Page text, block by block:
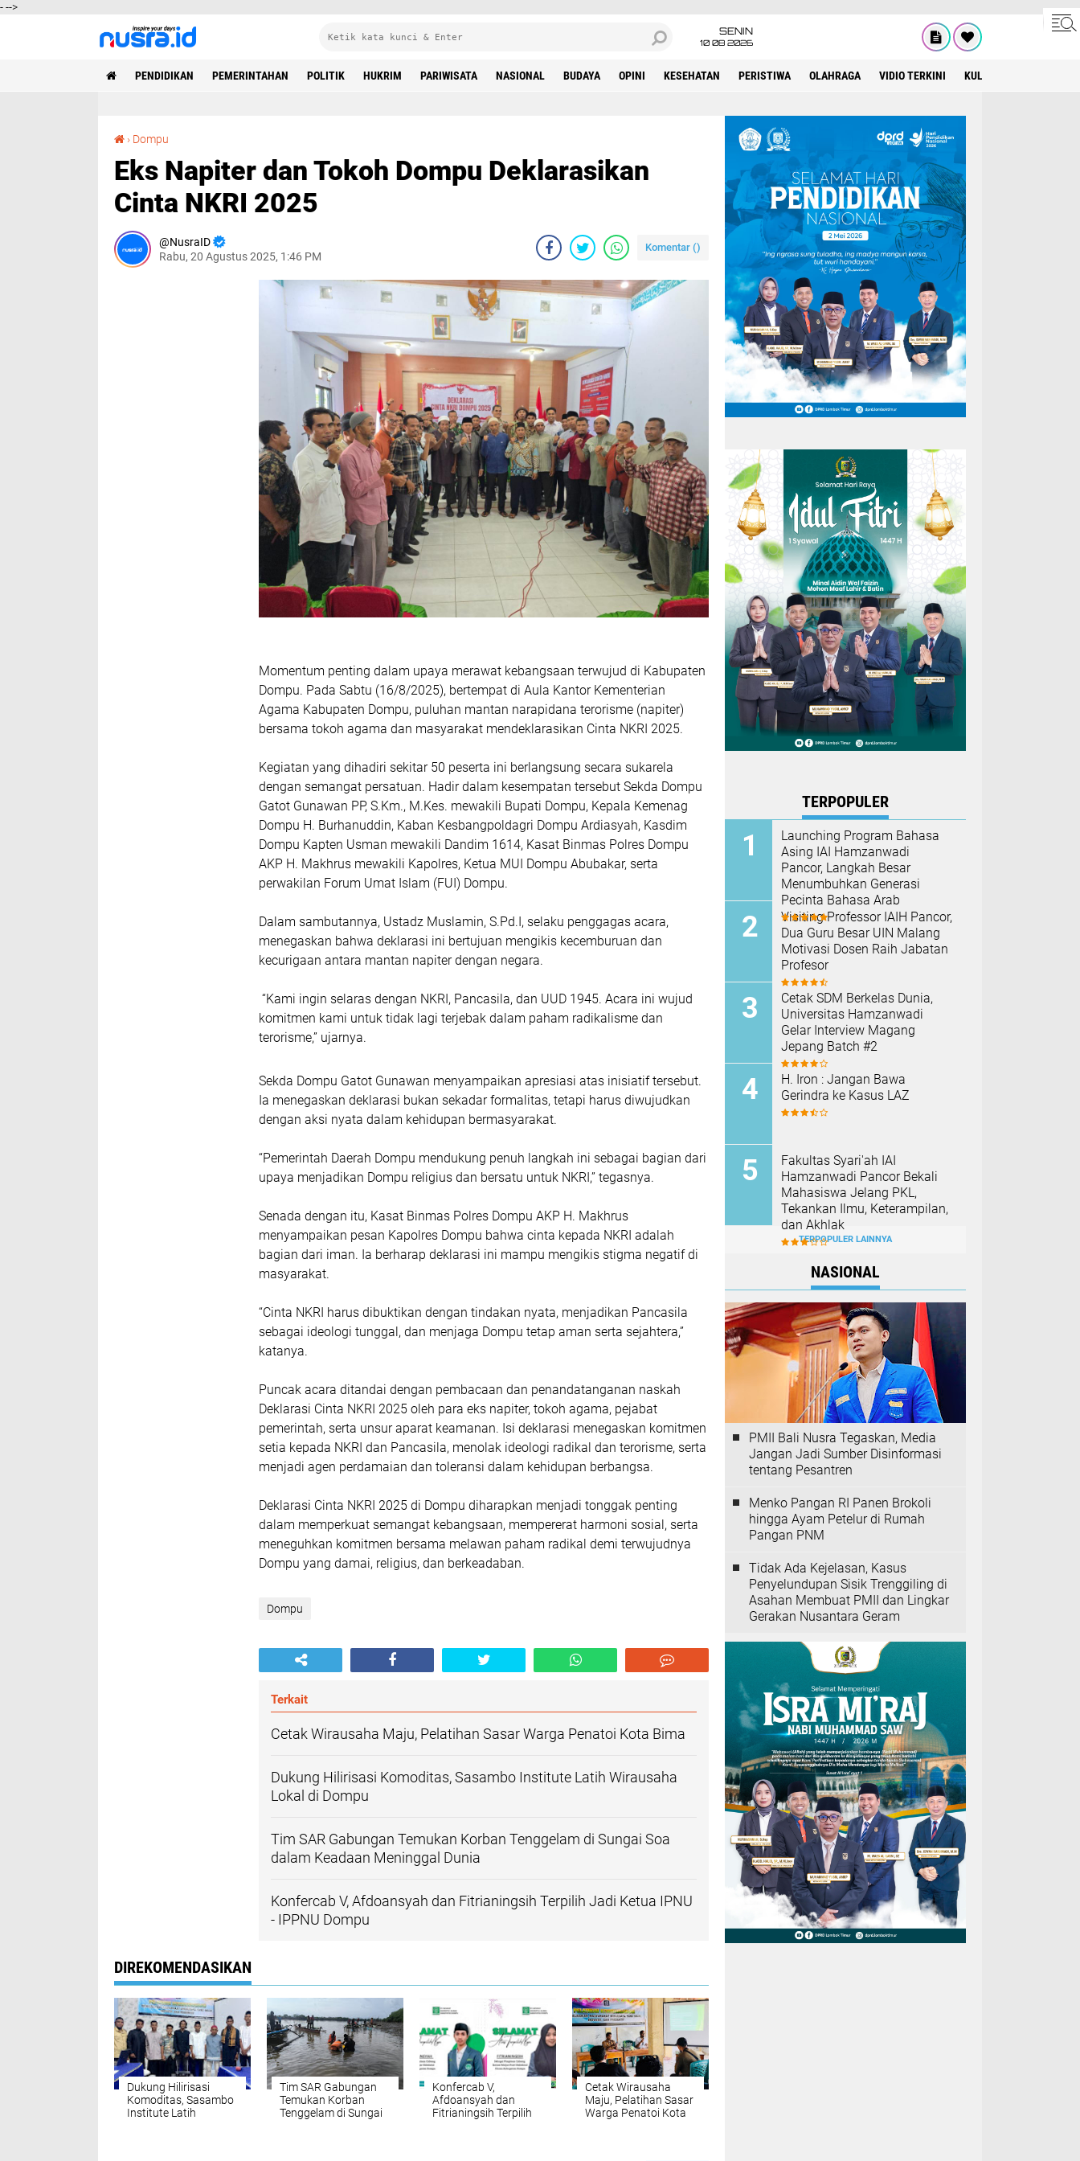
--->
SENIN
10 08 2026
PENDIDIKAN PEMERINTAHAN POLITIK HUKRIM PARIWISATA NASIONAL BUDAYA OPINI KESEHATAN PERISTIWA OLAHRAGA VIDIO TERKINI KULINER
› Dompu
Eks Napiter dan Tokoh Dompu Deklarasikan
Cinta NKRI 2025
NusraID
Rabu, 20 Agustus 2025, 1:46 PM
Komentar ()
Momentum penting dalam upaya merawat kebangsaan terwujud di Kabupaten
Dompu. Pada Sabtu (16/8/2025), bertempat di Aula Kantor Kementerian
Agama Kabupaten Dompu, puluhan mantan narapidana terorisme (napiter)
bersama tokoh agama dan masyarakat mendeklarasikan Cinta NKRI 2025.
Kegiatan yang dihadiri sekitar 50 peserta ini berlangsung secara sukarela
dengan semangat persatuan. Hadir dalam kesempatan tersebut Sekda Dompu
Gatot Gunawan PP, S.Km., M.Kes. mewakili Bupati Dompu, Kepala Kemenag
Dompu H. Burhanuddin, Kaban Kesbangpoldagri Dompu Ardiasyah, Kasdim
Dompu Kapten Usman mewakili Dandim 1614, Kasat Binmas Polres Dompu
AKP H. Makhrus mewakili Kapolres, Ketua MUI Dompu Abubakar, serta
perwakilan Forum Umat Islam (FUI) Dompu.
Dalam sambutannya, Ustadz Muslamin, S.Pd.I, selaku penggagas acara,
menegaskan bahwa deklarasi ini bertujuan mengikis kecemburuan dan
kecurigaan antara mantan napiter dengan negara.
“Kami ingin selaras dengan NKRI, Pancasila, dan UUD 1945. Acara ini wujud
komitmen kami untuk tidak lagi terjebak dalam paham radikalisme dan
terorisme,” ujarnya.
Sekda Dompu Gatot Gunawan menyampaikan apresiasi atas inisiatif tersebut.
Ia menegaskan deklarasi bukan sekadar formalitas, tetapi harus diwujudkan
dengan aksi nyata dalam kehidupan bermasyarakat.
“Pemerintah Daerah Dompu mendukung penuh langkah ini sebagai bagian dari
upaya menjadikan Dompu religius dan bersatu untuk NKRI,” tegasnya.
Senada dengan itu, Kasat Binmas Polres Dompu AKP H. Makhrus
menyampaikan pesan Kapolres Dompu bahwa cinta kepada NKRI adalah
bagian dari iman. Ia berharap deklarasi ini mampu mengikis stigma negatif di
masyarakat.
“Cinta NKRI harus dibuktikan dengan tindakan nyata, menjadikan Pancasila
sebagai ideologi tunggal, dan menjaga Dompu tetap aman serta sejahtera,”
katanya.
Puncak acara ditandai dengan pembacaan dan penandatanganan naskah
Deklarasi Cinta NKRI 2025 oleh para eks napiter, tokoh agama, pejabat
pemerintah, serta unsur aparat keamanan. Isi deklarasi menegaskan komitmen
setia kepada NKRI dan Pancasila, menolak ideologi radikal dan terorisme, serta
menjadi agen perdamaian dan toleransi dalam kehidupan berbangsa.
Deklarasi Cinta NKRI 2025 di Dompu diharapkan menjadi tonggak penting
dalam memperkuat semangat kebangsaan, mempererat harmoni sosial, serta
meneguhkan komitmen bersama melawan paham radikal demi terwujudnya
Dompu yang damai, religius, dan berkeadaban.
Dompu
Terkait
Cetak Wirausaha Maju, Pelatihan Sasar Warga Penatoi Kota Bima
Dukung Hilirisasi Komoditas, Sasambo Institute Latih Wirausaha
Lokal di Dompu
Tim SAR Gabungan Temukan Korban Tenggelam di Sungai Soa
dalam Keadaan Meninggal Dunia
Konfercab V, Afdoansyah dan Fitrianingsih Terpilih Jadi Ketua IPNU
- IPPNU Dompu
DIREKOMENDASIKAN
Dukung Hilirisasi
Komoditas, Sasambo
Institute Latih
Tim SAR Gabungan
Temukan Korban
Tenggelam di Sungai
Konfercab V,
Afdoansyah dan
Fitrianingsih Terpilih
Cetak Wirausaha
Maju, Pelatihan Sasar
Warga Penatoi Kota
TERPOPULER
Launching Program Bahasa
Asing IAI Hamzanwadi
Pancor, Langkah Besar
Menumbuhkan Generasi
Pecinta Bahasa Arab
Visiting Professor IAIH Pancor,
Dua Guru Besar UIN Malang
Motivasi Dosen Raih Jabatan
Profesor
Cetak SDM Berkelas Dunia,
Universitas Hamzanwadi
Gelar Interview Magang
Jepang Batch #2
H. Iron : Jangan Bawa
Gerindra ke Kasus LAZ
Fakultas Syari'ah IAI
Hamzanwadi Pancor Bekali
Mahasiswa Jelang PKL,
Tekankan Ilmu, Keterampilan,
dan Akhlak
TERPOPULER LAINNYA
NASIONAL
PMII Bali Nusra Tegaskan, Media
Jangan Jadi Sumber Disinformasi
tentang Pesantren
Menko Pangan RI Panen Brokoli
hingga Ayam Petelur di Rumah
Pangan PNM
Tidak Ada Kejelasan, Kasus
Penyelundupan Sisik Trenggiling di
Asahan Membuat PMII dan Lingkar
Gerakan Nusantara Geram